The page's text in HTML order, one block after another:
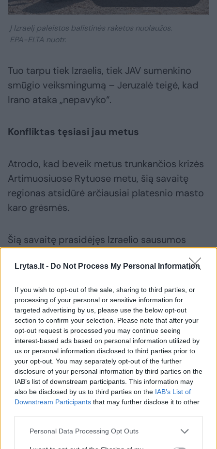
Lrytas.lt - Do Not Process My Personal Information
If you wish to opt-out of the sale, sharing to third parties, or
processing of your personal or sensitive information for
targeted advertising by us, please use the below opt-out
section to confirm your selection. Please note that after your
opt-out request is processed you may continue seeing
interest-based ads based on personal information utilized by
us or personal information disclosed to third parties prior to
your opt-out. You may separately opt-out of the further
disclosure of your personal information by third parties on the
IAB’s list of downstream participants. This information may
also be disclosed by us to third parties on the IAB’s List of
Downstream Participants that may further disclose it to other
Personal Data Processing Opt Outs
Į Izraelį paleistos balistinės raketos nuolaužos.
EPA-ELTA nuotr.
Tuo tarpu tiek Izraelis, tiek JAV sumenkino
smūgio veiksmingumą – Jeruzalė teigė, kad
Irano ataka „nepavyko“.
Konfliktas tęsiasi jau metus
Atrodo, kad beveik metus trunkančios krizės
Artimuosiuose Rytuose metu, šią savaitę
regionas atsidūrė arčiausiai platesnio masto
karo grėsmės.
Šią savaitę prasidėjęs Izraelio sausumos
visiškai naują frontą. Be to, Jeruzalė
kovotojus ir pradėjo smūgius prieš hučių
grupuotę Jemene.
Vykdydamas daugybę atakų ir masinių oro
antskrydžių visame Libane Izraelis likvidavo
didžiąją dalį „Hezbollah“ vadovybės.
Be to, oro atakų metu buvo atakuojama šios
grupuotės infrastruktūra ir pajėgumai, tačiau
per juos taip pat žuvo daugiau kaip 1 tūkst.